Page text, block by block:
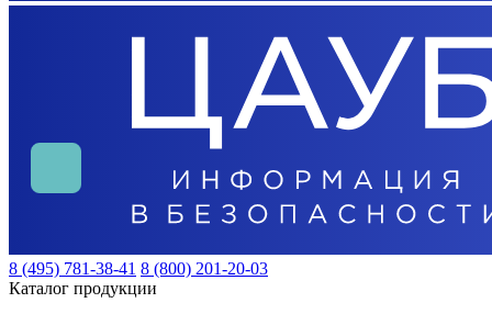
8 (495) 781-38-41 8 (800) 201-20-03
Каталог продукции